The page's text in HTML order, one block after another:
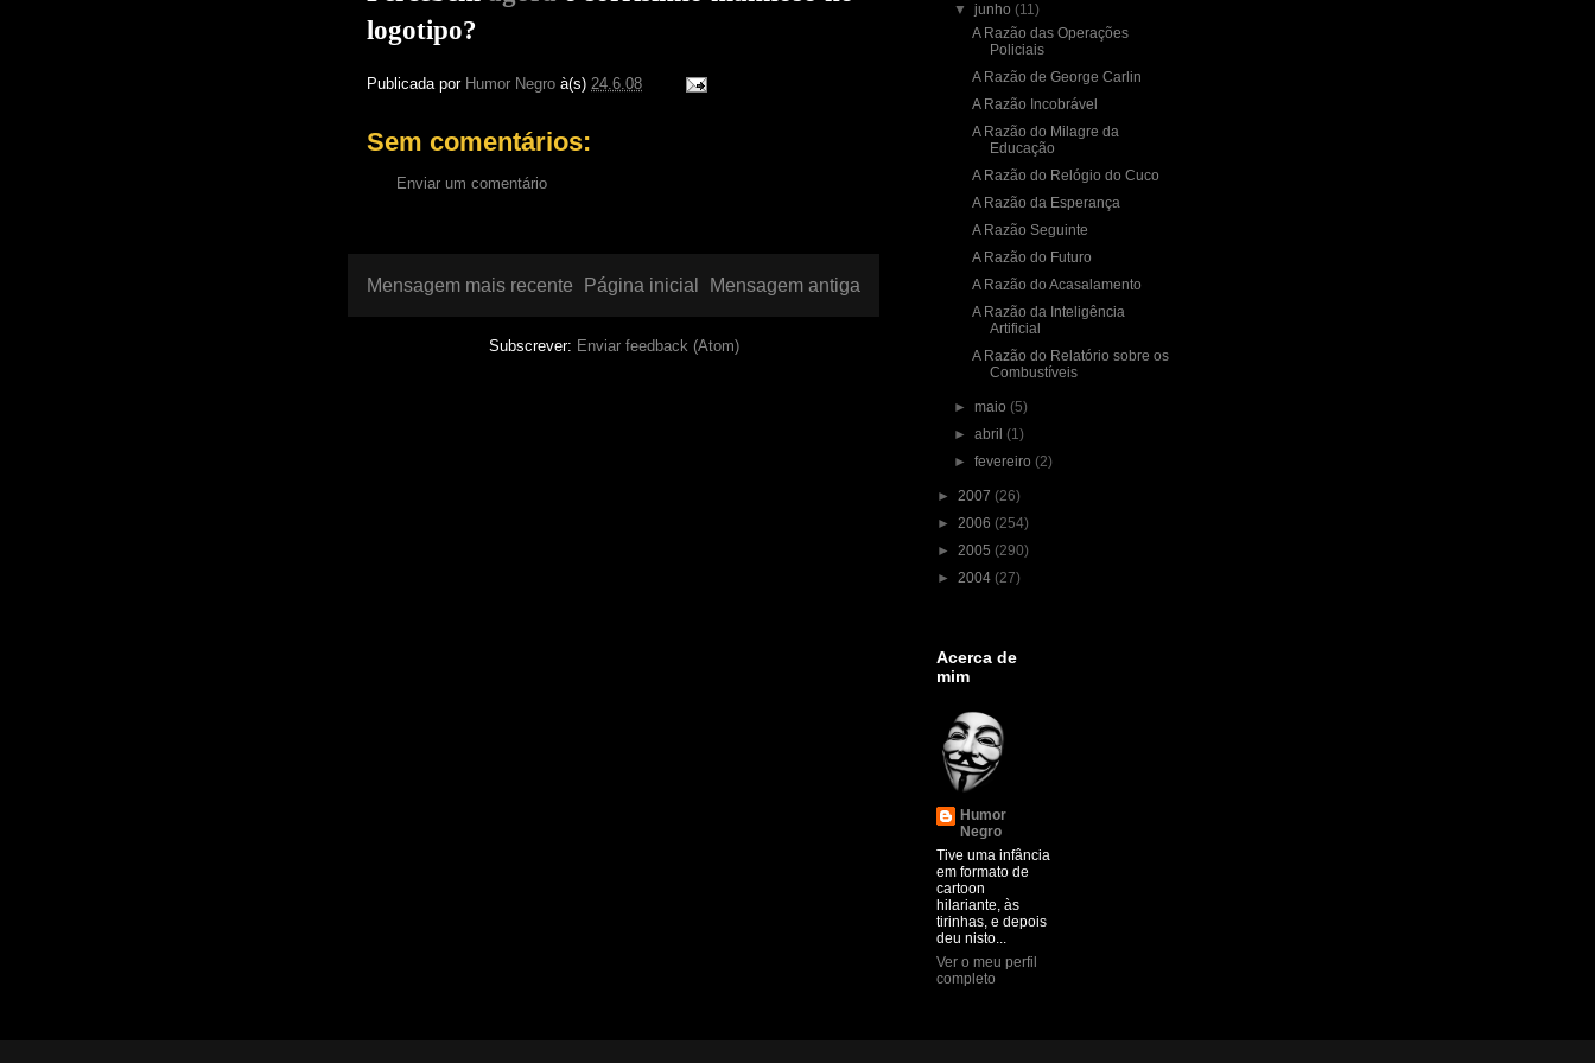
logotipo?
Publicada por Humor Negro à(s) 24.6.08
Sem comentários:
Enviar um comentário
Mensagem mais recente Mensagem antiga
Página inicial
Subscrever: Enviar feedback (Atom)
▼junho (11)
A Razão das Operações
Policiais
A Razão de George Carlin
A Razão Incobrável
A Razão do Milagre da
Educação
A Razão do Relógio do Cuco
A Razão da Esperança
A Razão Seguinte
A Razão do Futuro
A Razão do Acasalamento
A Razão da Inteligência
Artificial
A Razão do Relatório sobre os
Combustíveis
►maio (5)
►abril (1)
►fevereiro (2)
► 2007 (26)
► 2006 (254)
► 2005 (290)
► 2004 (27)
Acerca de
mim
Humor
Negro
Tive uma infância
em formato de
cartoon
hilariante, às
tirinhas, e depois
deu nisto...
Ver o meu perfil
completo